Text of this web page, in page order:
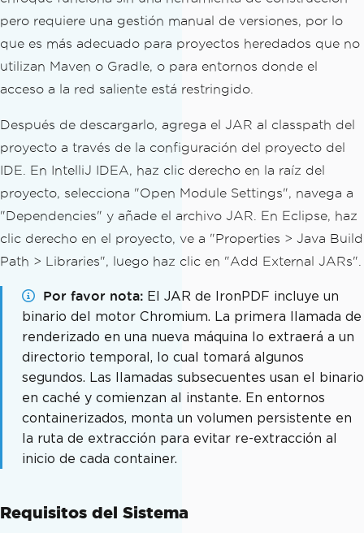
pero requiere una gestión manual de versiones, por lo
que es más adecuado para proyectos heredados que no
utilizan Maven o Gradle, o para entornos donde el
acceso a la red saliente está restringido.
Después de descargarlo, agrega el JAR al classpath del
proyecto a través de la configuración del proyecto del
IDE. En IntelliJ IDEA, haz clic derecho en la raíz del
proyecto, selecciona "Open Module Settings", navega a
"Dependencies" y añade el archivo JAR. En Eclipse, haz
clic derecho en el proyecto, ve a "Properties > Java Build
Path > Libraries", luego haz clic en "Add External JARs".
Por favor nota
El JAR de IronPDF incluye un
binario del motor Chromium. La primera llamada de
renderizado en una nueva máquina lo extraerá a un
directorio temporal, lo cual tomará algunos
segundos. Las llamadas subsecuentes usan el binario
en caché y comienzan al instante. En entornos
containerizados, monta un volumen persistente en
la ruta de extracción para evitar re-extracción al
inicio de cada container.
Requisitos del Sistema